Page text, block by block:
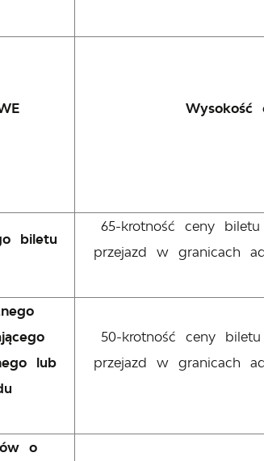
Wysokość
biletu
65-krotność ceny
przejazd w granicach
lub
50-krotność ceny
przejazd w granicach
o